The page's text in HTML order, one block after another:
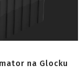
na Glocku